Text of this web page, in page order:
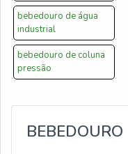
bebedouro de água
industrial
bebedouro de coluna
pressão